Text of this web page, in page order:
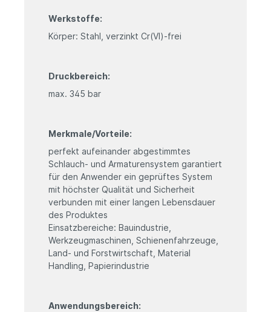
Werkstoffe:
Körper: Stahl, verzinkt Cr(VI)-frei
Druckbereich:
max. 345 bar
Merkmale/Vorteile:
perfekt aufeinander abgestimmtes
Schlauch- und Armaturensystem garantiert
für den Anwender ein geprüftes System
mit höchster Qualität und Sicherheit
verbunden mit einer langen Lebensdauer
des Produktes
Einsatzbereiche: Bauindustrie,
Werkzeugmaschinen, Schienenfahrzeuge,
Land- und Forstwirtschaft, Material
Handling, Papierindustrie
Anwendungsbereich: